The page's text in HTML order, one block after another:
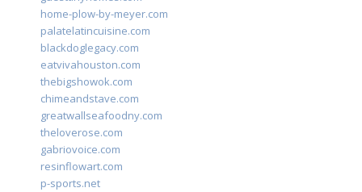
home-plow-by-meyer.com
palatelatincuisine.com
blackdoglegacy.com
eatvivahouston.com
thebigshowok.com
chimeandstave.com
greatwallseafoodny.com
theloverose.com
gabriovoice.com
resinflowart.com
p-sports.net